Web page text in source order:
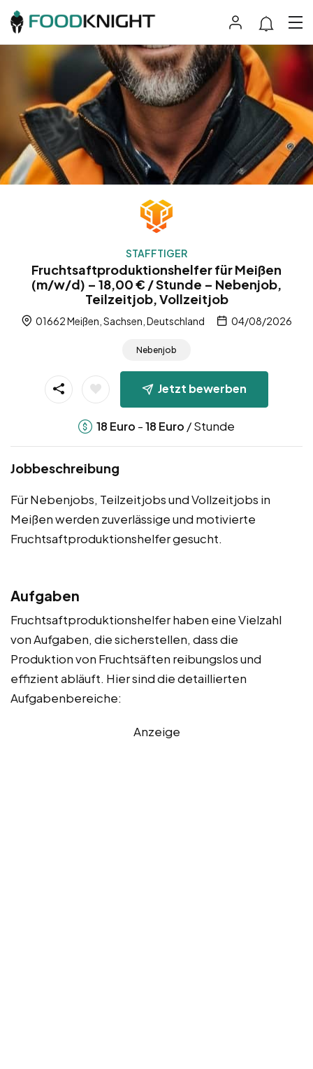
STAFFTIGER
Fruchtsaftproduktionshelfer für Meißen
(m/w/d) – 18,00 € / Stunde – Nebenjob,
Teilzeitjob, Vollzeitjob
01662 Meißen, Sachsen, Deutschland 04/08/2026
Nebenjob
Jetzt bewerben
18 Euro -18 Euro / Stunde
Jobbeschreibung
Für Nebenjobs, Teilzeitjobs und Vollzeitjobs in
Meißen werden zuverlässige und motivierte
Fruchtsaftproduktionshelfer gesucht.
Aufgaben
Fruchtsaftproduktionshelfer haben eine Vielzahl
von Aufgaben, die sicherstellen, dass die
Produktion von Fruchtsäften reibungslos und
effizient abläuft. Hier sind die detaillierten
Aufgabenbereiche:
Anzeige